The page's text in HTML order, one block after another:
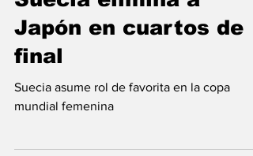
Aug 11, 2023